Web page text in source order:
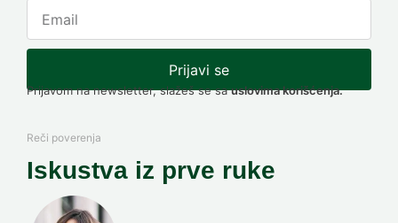
Prijavi se
Prijavom na newsletter, slažeš se sauslovima korišćenja.
Reči poverenja
Iskustva iz prve ruke